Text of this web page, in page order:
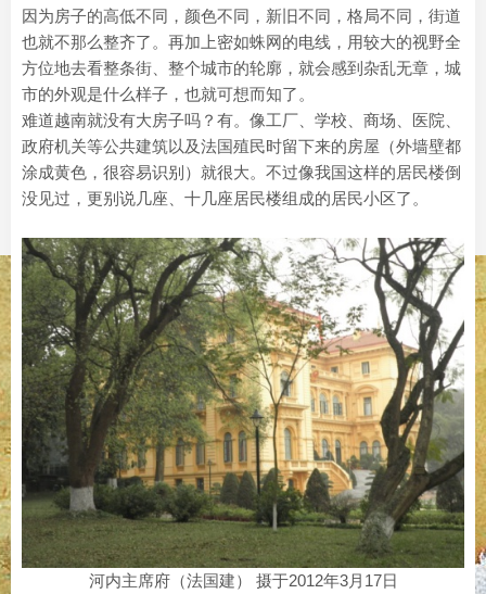
因为房子的高低不同，颜色不同，新旧不同，格局不同，街道
也就不那么整齐了。再加上密如蛛网的电线，用较大的视野全
方位地去看整条街、整个城市的轮廓，就会感到杂乱无章，城
市的外观是什么样子，也就可想而知了。
难道越南就没有大房子吗？有。像工厂、学校、商场、医院、
政府机关等公共建筑以及法国殖民时留下来的房屋（外墙壁都
涂成黄色，很容易识别）就很大。不过像我国这样的居民楼倒
没见过，更别说几座、十几座居民楼组成的居民小区了。
河内主席府（法国建） 摄于2012年3月17日